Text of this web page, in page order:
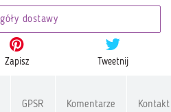
dostawy
Zapisz Tweetnij
GPSR Komentarze Kontakt